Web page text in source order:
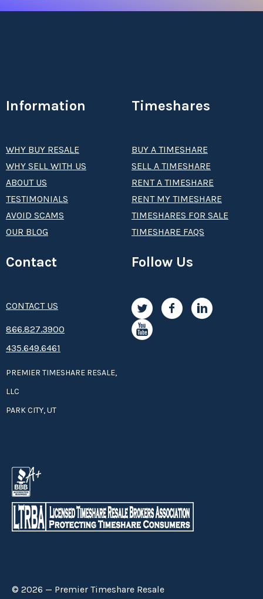
Information
WHY BUY RESALE
WHY SELL WITH US
ABOUT US
TESTIMONIALS
AVOID SCAMS
OUR BLOG
Timeshares
BUY A TIMESHARE
SELL A TIMESHARE
RENT A TIMESHARE
RENT MY TIMESHARE
TIMESHARES FOR SALE
TIMESHARE FAQS
Contact
CONTACT US
8­66.8­­­­27.3­9­­0­­­0
435.649.6461
PREMIER TIMESHARE RESALE,
LLC
PARK CITY, UT
Follow Us
© 2026 — Premier Timeshare Resale